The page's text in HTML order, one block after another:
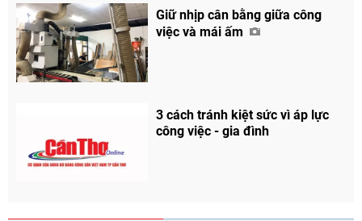
Giữ nhịp cân bằng giữa công
việc và mái ấm
3 cách tránh kiệt sức vì áp lực
công việc - gia đình